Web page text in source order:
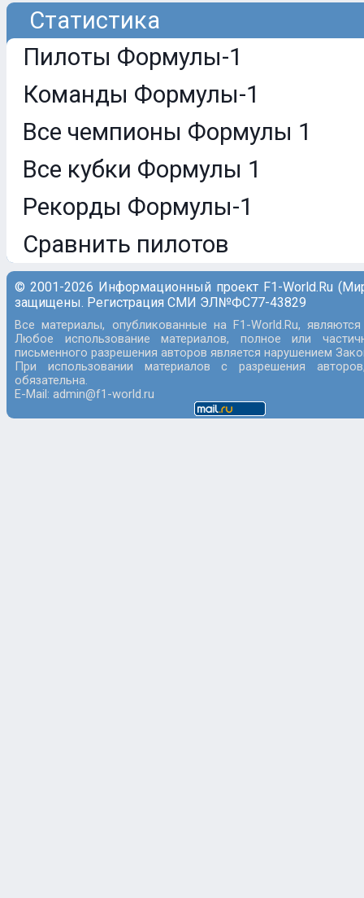
Статистика
Пилоты Формулы-1
Команды Формулы-1
Все чемпионы Формулы 1
Все кубки Формулы 1
Рекорды Формулы-1
Сравнить пилотов
© 2001-2026 Информационный проект F1-World.Ru
защищены. Регистрация СМИ ЭЛ№ФС77-43829
Все материалы, опубликованные на F1-World.Ru,
Любое использование материалов, полное или
письменного разрешения авторов является нарушением
При использовании материалов с разрешения
обязательна.
E-Mail: admin@f1-world.ru